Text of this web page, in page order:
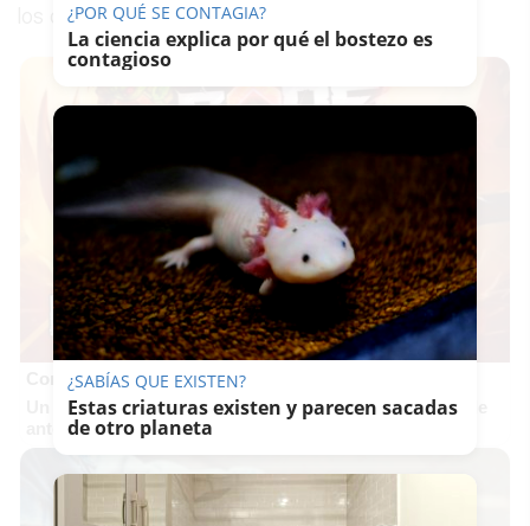
los diferentes departamentos.
Corepunk MMORPG
Un verdadero MMORPG de la vieja escuela ¡Cómo los de
antes, pero mejor!
¿POR QUÉ SE CONTAGIA?
La ciencia explica por qué el bostezo es
contagioso
¿SABÍAS QUE EXISTEN?
Estas criaturas existen y parecen sacadas
de otro planeta